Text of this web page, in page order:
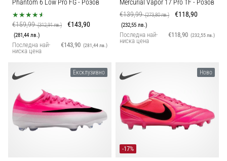
Phantom 6 Low Pro FG- Розов
€159,99(312,91 лв.) €143,90
(281,44 лв.)
Последна най-
ниска цена
€143,90 (281,44 лв.)
Mercurial Vapor 17 Pro TF- Розов
€139,99(273,80 лв.) €118,90
(232,55 лв.)
Последна най-
ниска цена
€118,90 (232,55 лв.)
Ексклузивно Ново
-17%